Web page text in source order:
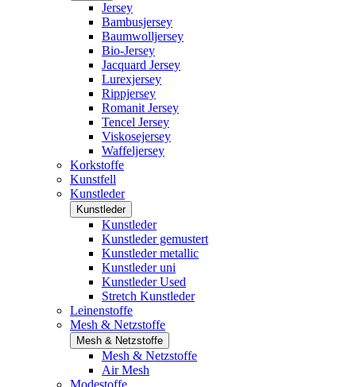
Jersey
Bambusjersey
Baumwolljersey
Bio-Jersey
Jacquard Jersey
Lurexjersey
Rippjersey
Romanit Jersey
Tencel Jersey
Viskosejersey
Waffeljersey
Korkstoffe
Kunstfell
Kunstleder
Kunstleder
Kunstleder
Kunstleder gemustert
Kunstleder metallic
Kunstleder uni
Kunstleder Used
Stretch Kunstleder
Leinenstoffe
Mesh & Netzstoffe
Mesh & Netzstoffe
Mesh & Netzstoffe
Air Mesh
Modestoffe